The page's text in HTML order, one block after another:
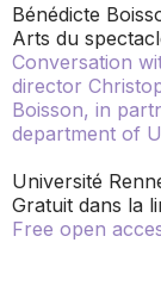
Bénédicte
Arts du
Conversation
director
Boisson, in
department of
Université
Gratuit dans la
Free open